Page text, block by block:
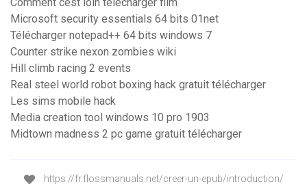
Comment cest loin telecharger film
Microsoft security essentials 64 bits 01net
Télécharger notepad++ 64 bits windows 7
Counter strike nexon zombies wiki
Hill climb racing 2 events
Real steel world robot boxing hack gratuit télécharger
Les sims mobile hack
Media creation tool windows 10 pro 1903
Midtown madness 2 pc game gratuit télécharger
https://fr.flossmanuals.net/creer-un-epub/introduction/